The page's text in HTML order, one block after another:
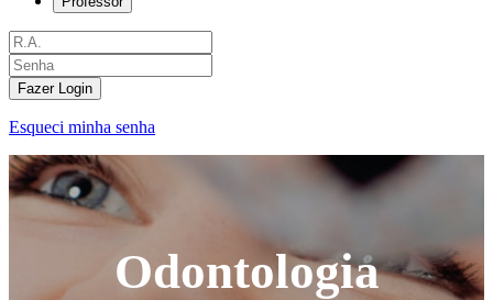
Fazer Login
Esqueci minha senha
Odontologia